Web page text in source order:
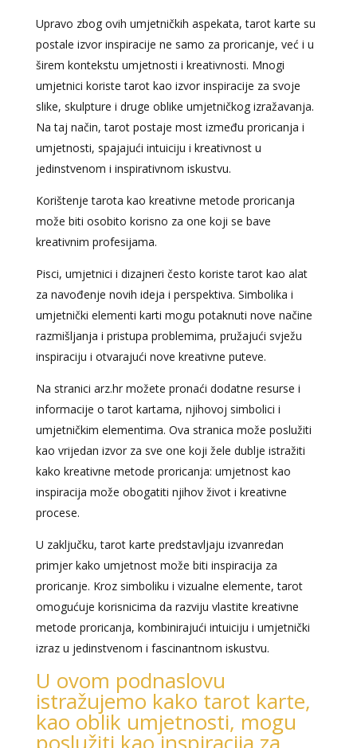
Upravo zbog ovih umjetničkih aspekata, tarot karte su
postale izvor inspiracije ne samo za proricanje, već i u
širem kontekstu umjetnosti i kreativnosti. Mnogi
umjetnici koriste tarot kao izvor inspiracije za svoje
slike, skulpture i druge oblike umjetničkog izražavanja.
Na taj način, tarot postaje most između proricanja i
umjetnosti, spajajući intuiciju i kreativnost u
jedinstvenom i inspirativnom iskustvu.
Korištenje tarota kao kreativne metode proricanja
može biti osobito korisno za one koji se bave
kreativnim profesijama.
Pisci, umjetnici i dizajneri često koriste tarot kao alat
za navođenje novih ideja i perspektiva. Simbolika i
umjetnički elementi karti mogu potaknuti nove načine
razmišljanja i pristupa problemima, pružajući svježu
inspiraciju i otvarajući nove kreativne puteve.
Na stranici arz.hr možete pronaći dodatne resurse i
informacije o tarot kartama, njihovoj simbolici i
umjetničkim elementima. Ova stranica može poslužiti
kao vrijedan izvor za sve one koji žele dublje istražiti
kako kreativne metode proricanja: umjetnost kao
inspiracija može obogatiti njihov život i kreativne
procese.
U zaključku, tarot karte predstavljaju izvanredan
primjer kako umjetnost može biti inspiracija za
proricanje. Kroz simboliku i vizualne elemente, tarot
omogućuje korisnicima da razviju vlastite kreativne
metode proricanja, kombinirajući intuiciju i umjetnički
izraz u jedinstvenom i fascinantnom iskustvu.
U ovom podnaslovu
istražujemo kako tarot karte,
kao oblik umjetnosti, mogu